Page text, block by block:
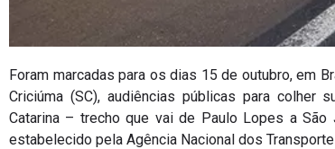
Foram marcadas para os dias 15 de outubro, em
Criciúma (SC), audiências públicas para colher
Catarina – trecho que vai de Paulo Lopes a
estabelecido pela Agência Nacional dos